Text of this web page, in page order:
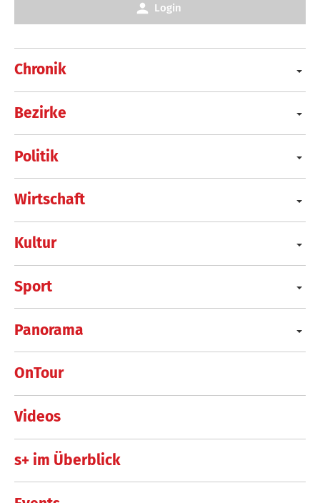
Chronik
Bezirke
Politik
Wirtschaft
Kultur
Sport
Panorama
OnTour
Videos
s+ im Überblick
Login